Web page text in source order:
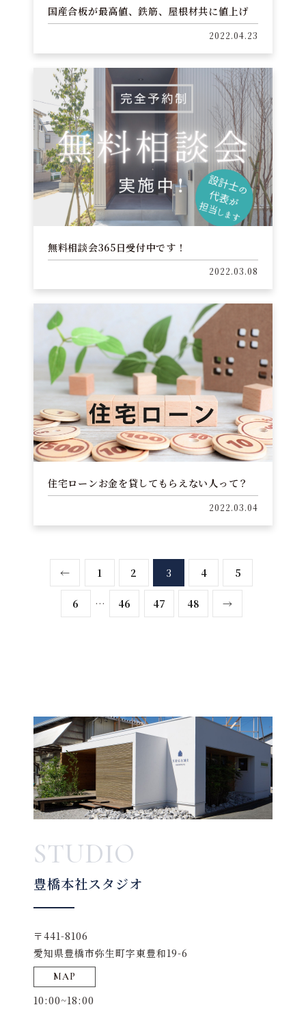
国産合板が最高値、鉄筋、屋根材共に値上げ
2022.04.23
無料相談会365日受付中です！
2022.03.08
住宅ローンお金を貸してもらえない人って？
2022.03.04
← 1 2 3 4 5
6 … 46 47 48 →
STUDIO
豊橋本社スタジオ
〒441-8106
愛知県豊橋市弥生町字東豊和19-6
MAP
10:00~18:00